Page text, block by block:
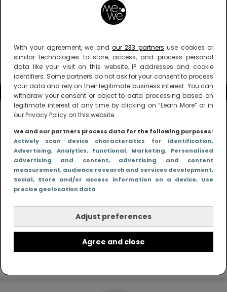
With your agreement, we and our 233 partners use cookies or
similar technologies to store, access, and process personal
data like your visit on this website, IP addresses and cookie
identifiers. Some partners do not ask for your consent to process
your data and rely on their legitimate business interest. You can
withdraw your consent or object to data processing based on
legitimate interest at any time by clicking on “Learn More” or in
our Privacy Policy on this website.
We and our partners process data for the following purposes:
Actively scan device characteristics for identification,
Advertising, Analytics, Functional, Marketing, Personalised
advertising and content, advertising and content
measurement, audience research and services development,
Social, Store and/or access information on a device, Use
precise geolocation data
Adjust preferences
Agree and close